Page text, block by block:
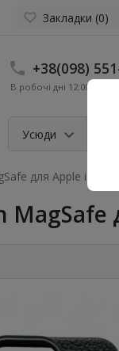
Закладки (0)
+38(098)
В робочі дні 12:00 до
Усюди
для Apple